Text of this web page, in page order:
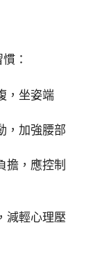
：
，坐姿端
，加強腰部
擔，應控制
減輕心理壓